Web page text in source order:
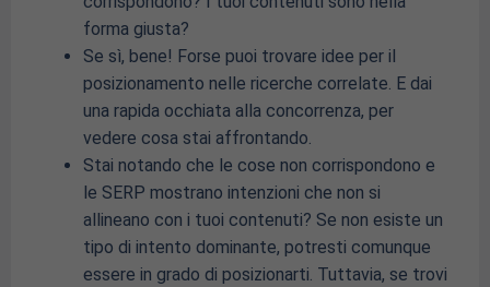
forma giusta?
Se sì, bene! Forse puoi trovare idee per il
posizionamento nelle ricerche correlate. E dai
una rapida occhiata alla concorrenza, per
vedere cosa stai affrontando.
Stai notando che le cose non corrispondono e
le SERP mostrano intenzioni che non si
allineano con i tuoi contenuti? Se non esiste un
tipo di intento dominante, potresti comunque
essere in grado di posizionarti. Tuttavia, se trovi